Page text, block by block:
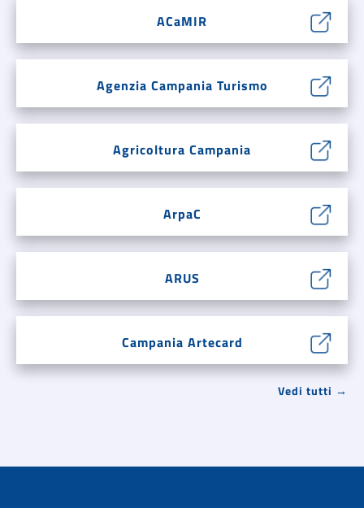
ACaMIR
Agenzia Campania Turismo
Agricoltura Campania
ArpaC
ARUS
Campania Artecard
Vedi tutti →